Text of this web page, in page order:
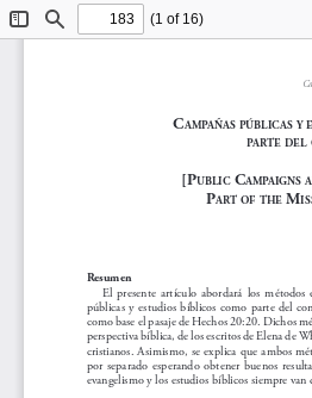
ToggleFind
(1 of 16)
C ampañas públiCas y
parte del
[publiC Campaigns
part of the m
Resumen
El  presente  artículo  abordará  los  métodos
públicas  y  estudios  bíblicos  como  parte  del
como base el pasaje de Hechos 20:20. Dichos
perspectiva bíblica, de los escritos de Elena de
cristianos.  Asimismo,  se  explica  que  ambos
por  separado  esperando  obtener  buenos
evangelismo y los estudios bíblicos siempre van